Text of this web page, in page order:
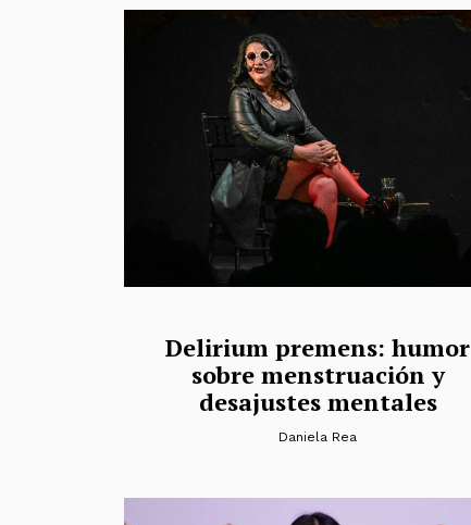
Delirium premens: humor
sobre menstruación y
desajustes mentales
Daniela Rea